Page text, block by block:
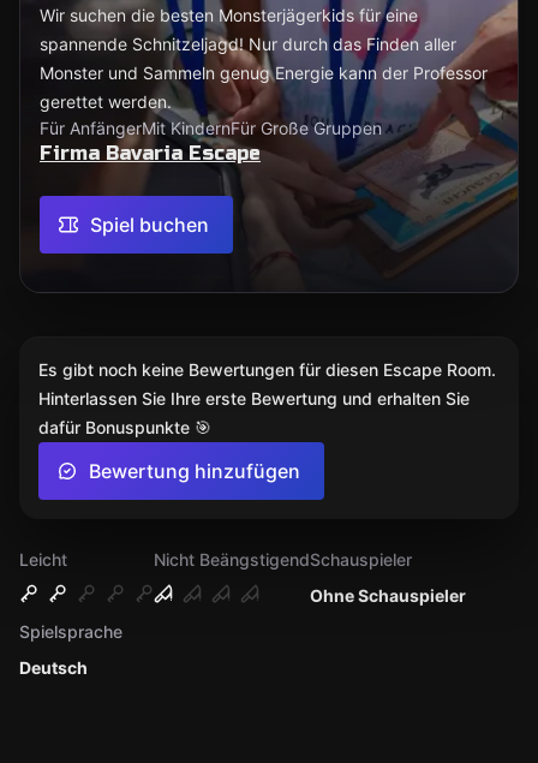
Wir suchen die besten Monsterjägerkids für eine
spannende Schnitzeljagd! Nur durch das Finden aller
Monster und Sammeln genug Energie kann der Professor
gerettet werden.
Für AnfängerMit KindernFür Große Gruppen
Firma Bavaria Escape
Spiel buchen
Leicht
Nicht Beängstigend
Ohne Schauspieler
Schauspieler
Deutsch
Spielsprache
Es gibt noch keine Bewertungen für diesen Escape Room.
Hinterlassen Sie Ihre erste Bewertung und erhalten Sie
dafür Bonuspunkte 🎯
Bewertung hinzufügen